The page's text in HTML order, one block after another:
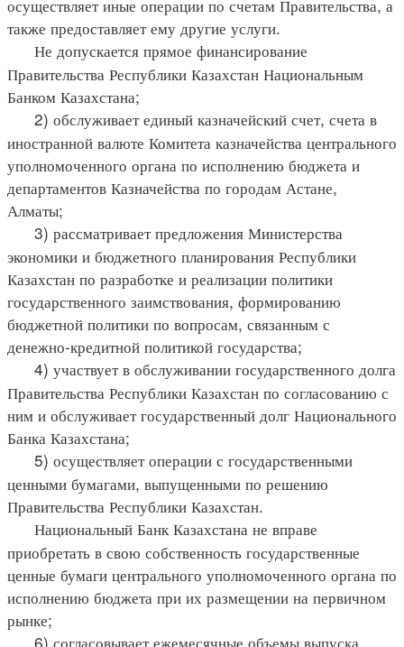
осуществляет иные операции по счетам Правительства, а
также предоставляет ему другие услуги.
Не допускается прямое финансирование
Правительства Республики Казахстан Национальным
Банком Казахстана;
2) обслуживает единый казначейский счет, счета в
иностранной валюте Комитета казначейства центрального
уполномоченного органа по исполнению бюджета и
департаментов Казначейства по городам Астане,
Алматы;
3) рассматривает предложения Министерства
экономики и бюджетного планирования Республики
Казахстан по разработке и реализации политики
государственного заимствования, формированию
бюджетной политики по вопросам, связанным с
денежно-кредитной политикой государства;
4) участвует в обслуживании государственного долга
Правительства Республики Казахстан по согласованию с
ним и обслуживает государственный долг Национального
Банка Казахстана;
5) осуществляет операции с государственными
ценными бумагами, выпущенными по решению
Правительства Республики Казахстан.
Национальный Банк Казахстана не вправе
приобретать в свою собственность государственные
ценные бумаги центрального уполномоченного органа по
исполнению бюджета при их размещении на первичном
рынке;
6) согласовывает ежемесячные объемы выпуска